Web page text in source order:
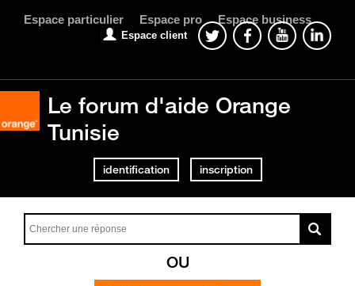
Espace particulier Espace pro Espace business
Espace client
Le forum d'aide Orange
Tunisie
identification inscription
OU